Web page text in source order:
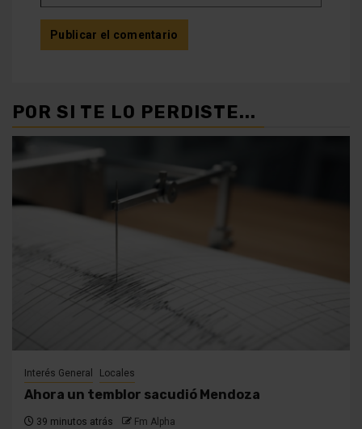
POR SI TE LO PERDISTE...
Interés General Locales
Ahora un temblor sacudió Mendoza
39 minutos atrás Fm Alpha